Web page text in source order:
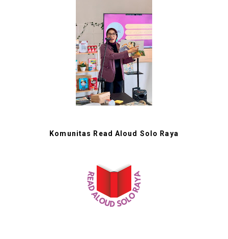
Komunitas Read Aloud Solo Raya